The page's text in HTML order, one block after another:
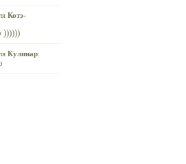
Котэ-
))))))
Кулинар: